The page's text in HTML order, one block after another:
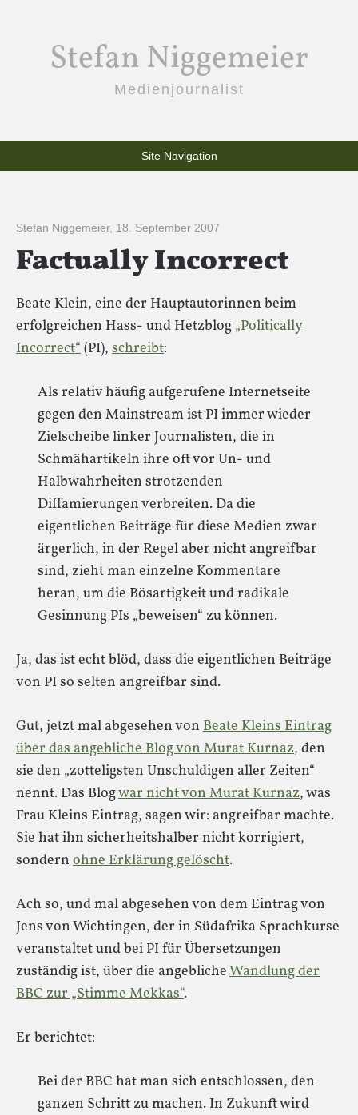
Stefan Niggemeier
Medienjournalist
Site Navigation
Stefan Niggemeier, 18. September 2007
Factually Incorrect
Beate Klein, eine der Hauptautorinnen beim
erfolgreichen Hass- und Hetzblog „Politically
Incorrect“(PI), schreibt:
Als relativ häufig aufgerufene Internetseite
gegen den Mainstream ist PI immer wieder
Zielscheibe linker Journalisten, die in
Schmähartikeln ihre oft vor Un- und
Halbwahrheiten strotzenden
Diffamierungen verbreiten. Da die
eigentlichen Beiträge für diese Medien zwar
ärgerlich, in der Regel aber nicht angreifbar
sind, zieht man einzelne Kommentare
heran, um die Bösartigkeit und radikale
Gesinnung PIs „beweisen“ zu können.
Ja, das ist echt blöd, dass die eigentlichen Beiträge
von PI so selten angreifbar sind.
Gut, jetzt mal abgesehen von Beate Kleins Eintrag
über das angebliche Blog von Murat Kurnaz, den
sie den „zotteligsten Unschuldigen aller Zeiten“
nennt. Das Blogwar nicht von Murat Kurnaz, was
Frau Kleins Eintrag, sagen wir: angreifbar machte.
Sie hat ihn sicherheitshalber nicht korrigiert,
sondern ohne Erklärung gelöscht.
Ach so, und mal abgesehen von dem Eintrag von
Jens von Wichtingen, der in Südafrika Sprachkurse
veranstaltet und bei PI für Übersetzungen
zuständig ist, über die angeblicheWandlung der
BBC zur „Stimme Mekkas“.
Er berichtet:
Bei der BBC hat man sich entschlossen, den
ganzen Schritt zu machen. In Zukunft wird